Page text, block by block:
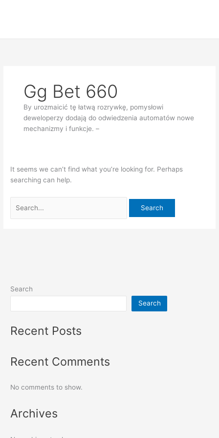
Gg Bet 660
By urozmaicić tę łatwą rozrywkę, pomysłowi
deweloperzy dodają do odwiedzenia automatów nowe
mechanizmy i funkcje. –
It seems we can’t find what you’re looking for. Perhaps
searching can help.
Search
Search
Recent Posts
Recent Comments
No comments to show.
Archives